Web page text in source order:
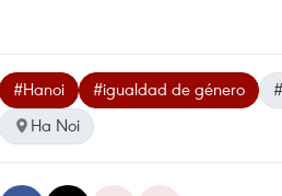
#Hanoi #igualdad de género
Ha Noi